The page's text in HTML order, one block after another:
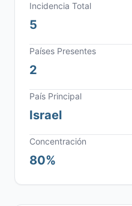
Incidencia Total
5
Países Presentes
2
País Principal
Israel
Concentración
80%